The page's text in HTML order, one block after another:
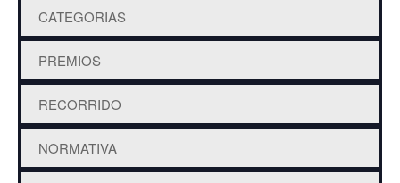
CATEGORIAS
PREMIOS
RECORRIDO
NORMATIVA